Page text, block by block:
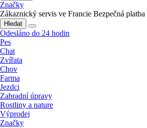
Značky
Zákaznický servis ve Francie Bezpečná platba
Hledat
Odesláno do 24 hodin
Pes
Chat
Zvířata
Chov
Farma
Jezdci
Zahradní úpravy
Rostliny a nature
Výprodej
Značky